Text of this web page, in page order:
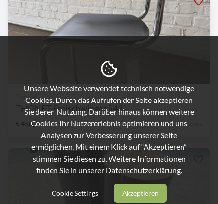
Thonet
THONET Freischwinger S43
€ 450,- 35% Nachlass
Unsere Webseite verwendet technisch notwendige
Cookies. Durch das Aufrufen der Seite akzeptieren
Sie deren Nutzung. Darüber hinaus können weitere
Cookies Ihr Nutzererlebnis optimieren und uns
Analysen zur Verbesserung unserer Seite
ermöglichen. Mit einem Klick auf “Akzeptieren”
stimmen Sie diesen zu. Weitere Informationen
finden Sie in unserer Datenschutzerklärung.
Cookie Settings Akzeptieren